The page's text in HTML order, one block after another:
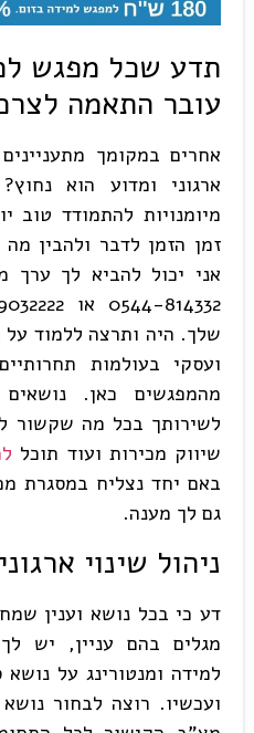
תדע שכל מפגש
עובר התאמה
אחרים במקומך
ארגוני ומדוע הוא
מיומנויות להתמודד טוב
זמן הזמן לדבר ולהבין
אני יכול להביא לך ערך
שלך. היה ותרצה ללמוד על
ועסקי בעולמות
מהמפגשים כאן.
לשירותך בכל מה שקשור
שיווק מכירות ועוד תוכל
באם יחד נצליח במסגרת
גם לך מענה.
ניהול שינוי
מגלים בהם עניין, יש
למידה ומנטורינג על
ועכשיו. רוצה לבחור